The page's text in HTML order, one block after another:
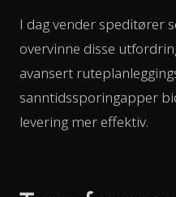
I dag vender speditører
overvinne disse
avansert
sanntidssporingapper
levering mer effektiv.